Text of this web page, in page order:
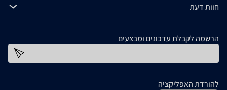
חוות דעת
הרשמה לקבלת עדכונים ומבצעים
להורדת האפליקציה